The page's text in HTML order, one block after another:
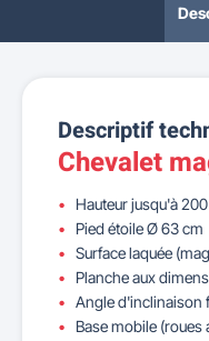
Descriptif
Chevalet
Hauteur jusqu'à
Pied étoile Ø 63 cm
Surface laquée
Planche aux
Angle d'inclinaison
Base mobile